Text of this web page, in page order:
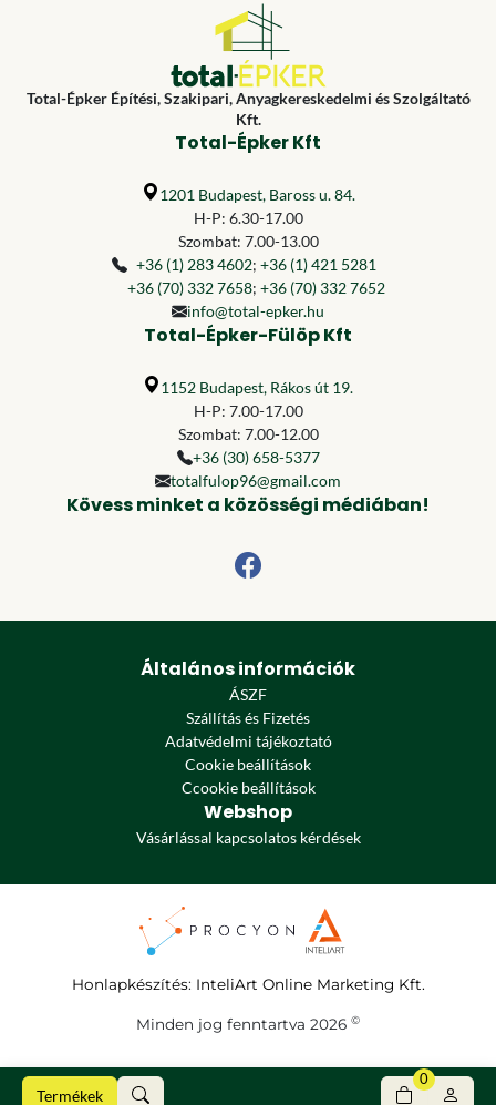
Termékek
0
Total-Épker Építési, Szakipari, Anyagkereskedelmi és Szolgáltató
Kft.
Total-Épker Kft
1201 Budapest, Baross u. 84.
H-P: 6.30-17.00
Szombat: 7.00-13.00
+36 (1) 283 4602; +36 (1) 421 5281
+36 (70) 332 7658; +36 (70) 332 7652
info@total-epker.hu
Total-Épker-Fülöp Kft
1152 Budapest, Rákos út 19.
H-P: 7.00-17.00
Szombat: 7.00-12.00
+36 (30) 658-5377
totalfulop96@gmail.com
Kövess minket a közösségi médiában!
Általános információk
ÁSZF
Szállítás és Fizetés
Adatvédelmi tájékoztató
Cookie beállítások
Ccookie beállítások
Webshop
Vásárlással kapcsolatos kérdések
Honlapkészítés: InteliArt Online Marketing Kft.
Minden jog fenntartva 2026 ©